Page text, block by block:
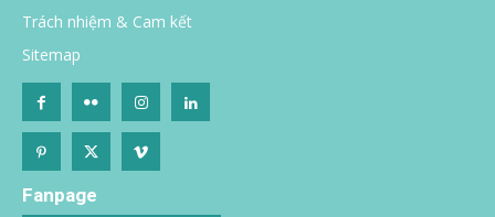
Trách nhiệm & Cam kết
Sitemap
Fanpage